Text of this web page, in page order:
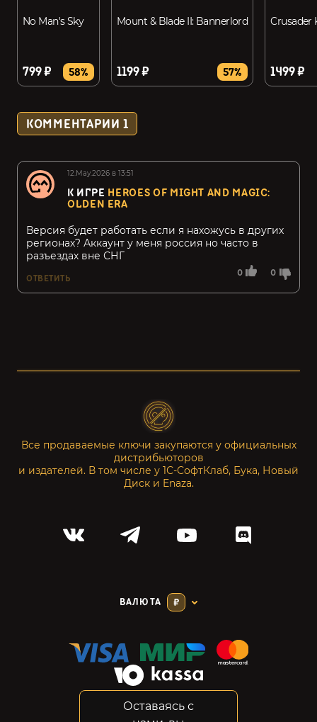
No Man's Sky
799 ₽ 58%
Mount & Blade II: Bannerlord
1199 ₽ 57%
Crusader
1499 ₽
КОММЕНТАРИИ 1
12.May.2026 в 13:51
К ИГРЕ HEROES OF MIGHT AND MAGIC:
OLDEN ERA
0 0
Версия будет работать если я нахожусь в других
регионах? Аккаунт у меня россия но часто в
разъездах вне СНГ
ОТВЕТИТЬ
Все продаваемые ключи закупаются у официальных
дистрибьюторов
и издателей. В том числе у 1С-СофтКлаб, Бука, Новый
Диск и Enaza.
ВАЛЮТА ₽
Оставаясь с